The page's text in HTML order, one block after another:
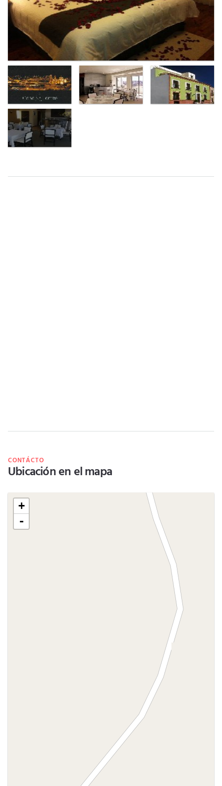
CONTÁCTO
Ubicación en el mapa
+
-